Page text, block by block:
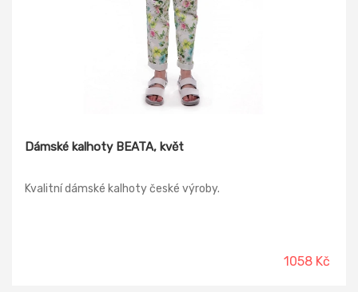
Dámské kalhoty BEATA, květ
Kvalitní dámské kalhoty české výroby.
1058 Kč